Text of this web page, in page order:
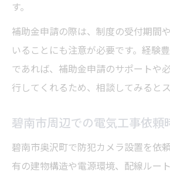
す。
補助金申請の際は、制度の受付期間
いることにも注意が必要です。経験
であれば、補助金申請のサポートや
行してくれるため、相談してみるとス
碧南市周辺での電気工事依頼
碧南市奥沢町で防犯カメラ設置を依
有の建物構造や電源環境、配線ルー